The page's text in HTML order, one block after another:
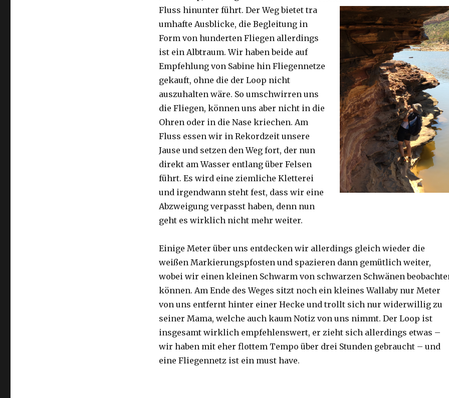
Fluss hinunter führt. Der Weg bietet tra
umhafte Ausblicke, die Begleitung in
Form von hunderten Fliegen allerdings
ist ein Albtraum. Wir haben beide auf
Empfehlung von Sabine hin Fliegennetze
gekauft, ohne die der Loop nicht
auszuhalten wäre. So umschwirren uns
die Fliegen, können uns aber nicht in die
Ohren oder in die Nase kriechen. Am
Fluss essen wir in Rekordzeit unsere
Jause und setzen den Weg fort, der nun
direkt am Wasser entlang über Felsen
führt. Es wird eine ziemliche Kletterei
und irgendwann steht fest, dass wir eine
Abzweigung verpasst haben, denn nun
geht es wirklich nicht mehr weiter.
Einige Meter über uns entdecken wir allerdings gleich wieder die
weißen Markierungspfosten und spazieren dann gemütlich weiter,
wobei wir einen kleinen Schwarm von schwarzen Schwänen
können. Am Ende des Weges sitzt noch ein kleines Wallaby nur Meter
von uns entfernt hinter einer Hecke und trollt sich nur widerwillig zu
seiner Mama, welche auch kaum Notiz von uns nimmt. Der Loop ist
insgesamt wirklich empfehlenswert, er zieht sich allerdings etwas –
wir haben mit eher flottem Tempo über drei Stunden gebraucht – und
eine Fliegennetz ist ein must have.